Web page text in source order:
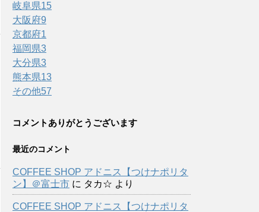
岐阜県15
大阪府9
京都府1
福岡県3
大分県3
熊本県13
その他57
コメントありがとうございます
最近のコメント
COFFEE SHOP アドニス【つけナポリタ
ン】＠富士市 に タカ☆ より
COFFEE SHOP アドニス【つけナポリタ